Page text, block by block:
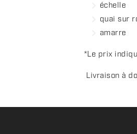
échelle
quai sur
amarre
*Le prix
Livraison à